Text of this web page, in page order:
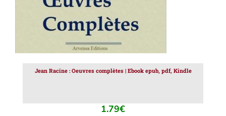
Jean Racine : Oeuvres complètes | Ebook epub, pdf, Kindle
1.79€